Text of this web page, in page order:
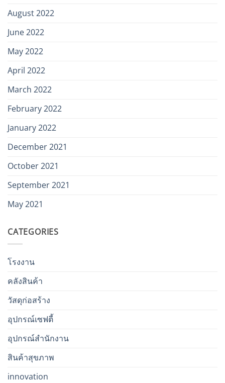
August 2022
June 2022
May 2022
April 2022
March 2022
February 2022
January 2022
December 2021
October 2021
September 2021
May 2021
CATEGORIES
โรงงาน
คลังสินค้า
วัสดุก่อสร้าง
อุปกรณ์เซฟตี้
อุปกรณ์สำนักงาน
สินค้าสุขภาพ
innovation